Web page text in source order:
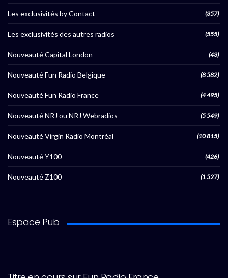
Les exclusivités by Contact (357)
Les exclusivités des autres radios (555)
Nouveauté Capital London (43)
Nouveauté Fun Radio Belgique (8 582)
Nouveauté Fun Radio France (4 495)
Nouveauté NRJ ou NRJ Webradios (5 549)
Nouveauté Virgin Radio Montréal (10 815)
Nouveauté Y100 (426)
Nouveauté Z100 (1 527)
Espace Pub